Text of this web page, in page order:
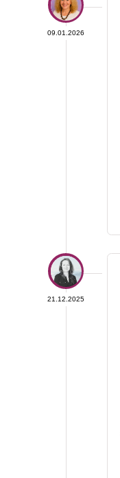
09.01.2026
21.12.2025